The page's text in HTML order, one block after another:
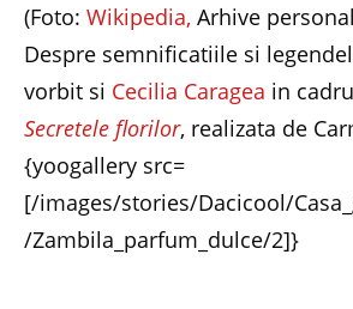
(Foto: Wikipedia, Arhive
Despre semnificatiile si
vorbit si Cecilia Caragea in
Secretele florilor, realizata de
{yoogallery src=
[/images/stories/Dacicool/
/Zambila_parfum_dulce/2]}